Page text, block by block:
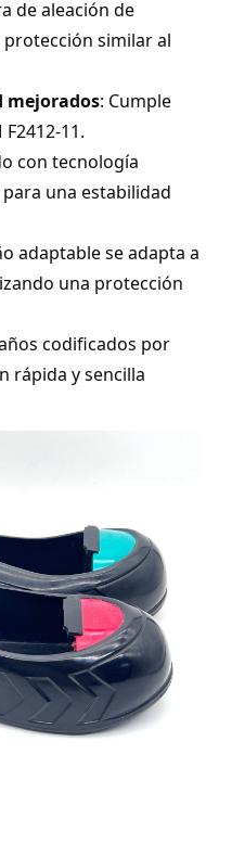
de aleación de
similar al
mejorados: Cumple
F2412-11.
con tecnología
una estabilidad
adaptable se adapta a
una protección
codificados por
rápida y sencilla